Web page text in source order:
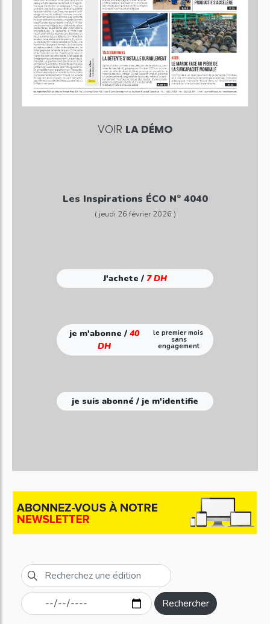
VOIR LA DÉMO
Les Inspirations ÉCO N° 4040
( jeudi 26 février 2026 )
J'achete / 7 DH
je m'abonne /40
DH
le premier mois
sans
engagement
je suis abonné / je m'identifie
Rechercher